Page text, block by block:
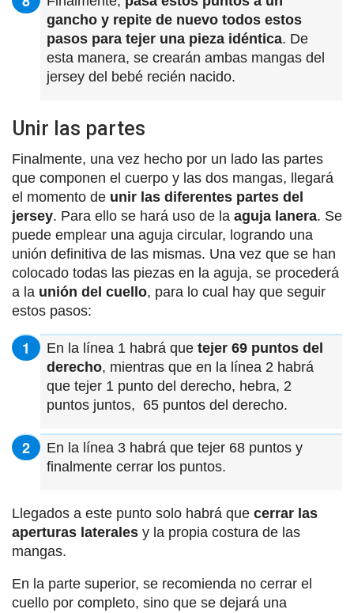
gancho y repite de nuevo todos estos
pasos para tejer una pieza idéntica. De
esta manera, se crearán ambas mangas del
jersey del bebé recién nacido.
Unir las partes
Finalmente, una vez hecho por un lado las partes
que componen el cuerpo y las dos mangas, llegará
el momento de unir las diferentes partes del
jersey. Para ello se hará uso de la aguja lanera. Se
puede emplear una aguja circular, logrando una
unión definitiva de las mismas. Una vez que se han
colocado todas las piezas en la aguja, se procederá
a la unión del cuello, para lo cual hay que seguir
estos pasos:
En la línea 1 habrá que tejer 69 puntos del
derecho, mientras que en la línea 2 habrá
que tejer 1 punto del derecho, hebra, 2
puntos juntos, 65 puntos del derecho.
En la línea 3 habrá que tejer 68 puntos y
finalmente cerrar los puntos.
Llegados a este punto solo habrá que cerrar las
aperturas laterales y la propia costura de las
mangas.
En la parte superior, se recomienda no cerrar el
cuello por completo, sino que se dejará una